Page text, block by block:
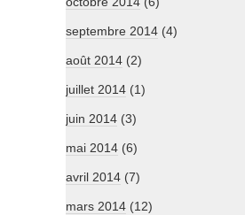
septembre 2014 (4)
août 2014 (2)
juillet 2014 (1)
juin 2014 (3)
mai 2014 (6)
avril 2014 (7)
mars 2014 (12)